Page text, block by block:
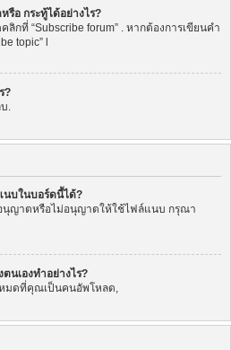
รือ กระทู้ได้อย่างไร?
กที่ “Subscribe forum” . หากต้องการเขียนคำ
topic” l
?
.
นบในบอร์ดนี้ได้?
นุญาตหรือไม่อนุญาตให้ใช้ไฟล์แนบ กรุณา
นเองทำอย่างไร?
มดที่คุณเป็นคนอัพโหลด,